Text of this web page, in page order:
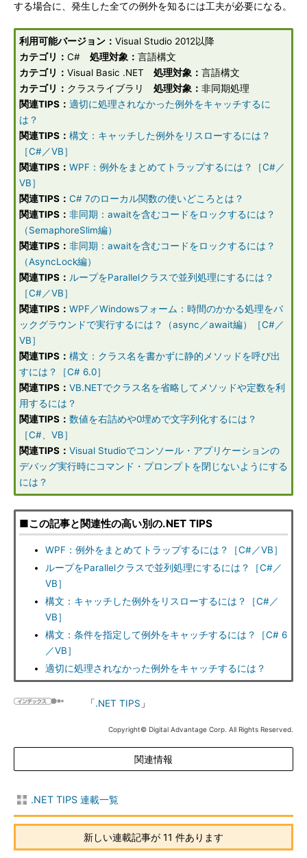
する場合に、発生した全ての例外を知るには工夫が必要になる。
利用可能バージョン： Visual Studio 2012以降
カテゴリ： C# 処理対象： 言語構文
カテゴリ： Visual Basic .NET 処理対象： 言語構文
カテゴリ： クラスライブラリ 処理対象： 非同期処理
関連TIPS： 適切に処理されなかった例外をキャッチするに
は？
関連TIPS： 構文：キャッチした例外をリスローするには？
［C#／VB］
関連TIPS： WPF：例外をまとめてトラップするには？［C#／
VB］
関連TIPS： C# 7のローカル関数の使いどころとは？
関連TIPS： 非同期：awaitを含むコードをロックするには？
（SemaphoreSlim編）
関連TIPS： 非同期：awaitを含むコードをロックするには？
（AsyncLock編）
関連TIPS： ループをParallelクラスで並列処理にするには？
［C#／VB］
関連TIPS： WPF／Windowsフォーム：時間のかかる処理をバ
ックグラウンドで実行するには？（async／await編）［C#／
VB］
関連TIPS： 構文：クラス名を書かずに静的メソッドを呼び出
すには？［C# 6.0］
関連TIPS： VB.NETでクラス名を省略してメソッドや定数を利
用するには？
関連TIPS： 数値を右詰めや0埋めで文字列化するには？
［C#、VB］
関連TIPS： Visual Studioでコンソール・アプリケーションの
デバッグ実行時にコマンド・プロンプトを閉じないようにする
には？
■この記事と関連性の高い別の.NET TIPS
WPF：例外をまとめてトラップするには？［C#／VB］
ループをParallelクラスで並列処理にするには？［C#／
VB］
構文：キャッチした例外をリスローするには？［C#／
VB］
構文：条件を指定して例外をキャッチするには？［C# 6
／VB］
適切に処理されなかった例外をキャッチするには？
「.NET TIPS 」
Copyright© Digital Advantage Corp. All Rights Reserved.
関連情報
.NET TIPS 連載一覧
新しい連載記事が 11 件あります